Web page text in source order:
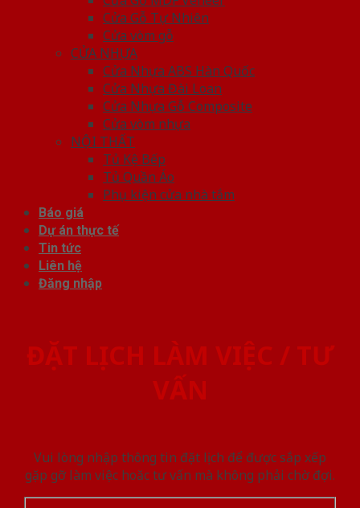
Cửa Gỗ Tự Nhiên
Cửa vòm gỗ
CỬA NHỰA
Cửa Nhựa ABS Hàn Quốc
Cửa Nhựa Đài Loan
Cửa Nhựa Gỗ Composite
Cửa vòm nhựa
NỘI THẤT
Tủ Kệ Bếp
Tủ Quần Áo
Phụ kiện cửa nhà tắm
Báo giá
Dự án thực tế
Tin tức
Liên hệ
Đăng nhập
ĐẶT LỊCH LÀM VIỆC / TƯ
VẤN
Vui lòng nhập thông tin đặt lịch để được sắp xếp
gặp gỡ làm việc hoăc tư vấn mà không phải chờ đợi.